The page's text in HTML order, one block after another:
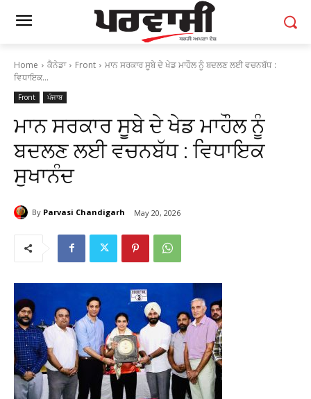
Home ਕੈਨੇਡਾ Front
ਮਾਨ ਸਰਕਾਰ ਸੂਬੇ ਦੇ ਖੇਡ ਮਾਹੌਲ ਨੂੰ ਬਦਲਣ ਲਈ ਵਚਨਬੱਧ :
ਵਿਧਾਇਕ...
Front ਪੰਜਾਬ
ਮਾਨ ਸਰਕਾਰ ਸੂਬੇ ਦੇ ਖੇਡ ਮਾਹੌਲ ਨੂੰ
ਬਦਲਣ ਲਈ ਵਚਨਬੱਧ : ਵਿਧਾਇਕ
ਸੁਖਾਨੰਦ
By Parvasi Chandigarh May 20, 2026